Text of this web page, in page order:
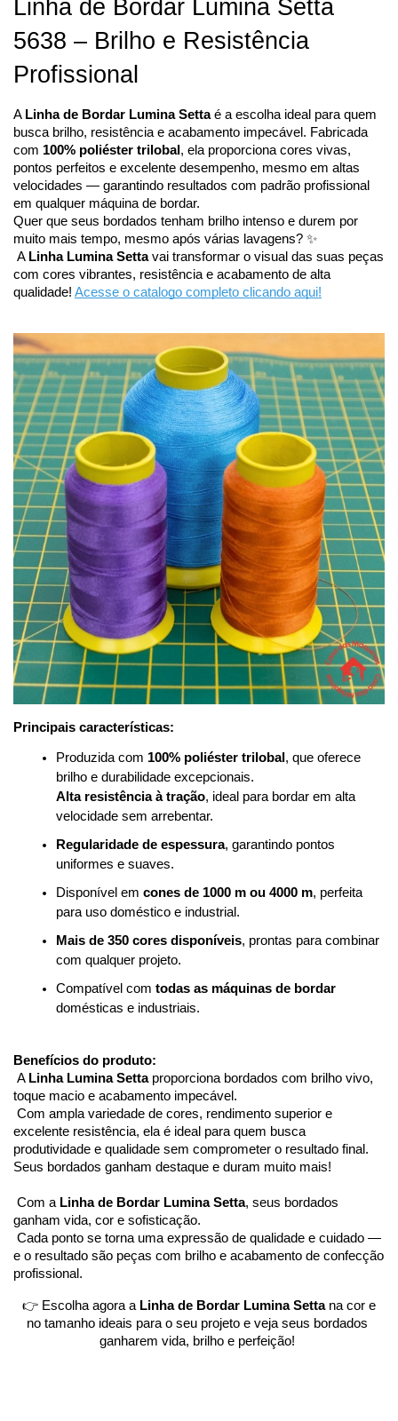
Linha de Bordar Lumina Setta
5638 – Brilho e Resistência
Profissional
A Linha de Bordar Lumina Setta é a escolha ideal para quem
busca brilho, resistência e acabamento impecável. Fabricada
com 100% poliéster trilobal , ela proporciona cores vivas,
pontos perfeitos e excelente desempenho, mesmo em altas
velocidades — garantindo resultados com padrão profissional
em qualquer máquina de bordar.
Quer que seus bordados tenham brilho intenso e durem por
muito mais tempo, mesmo após várias lavagens? ✨
A Linha Lumina Setta vai transformar o visual das suas peças
com cores vibrantes, resistência e acabamento de alta
qualidade! Acesse o catalogo completo clicando aqui!
Principais características:
Produzida com 100% poliéster trilobal , que oferece
brilho e durabilidade excepcionais.
Alta resistência à tração, ideal para bordar em alta
velocidade sem arrebentar.
Regularidade de espessura, garantindo pontos
uniformes e suaves.
Disponível em cones de 1000 m ou 4000 m, perfeita
para uso doméstico e industrial.
Mais de 350 cores disponíveis, prontas para combinar
com qualquer projeto.
Compatível com todas as máquinas de bordar
domésticas e industriais.
Benefícios do produto:
A Linha Lumina Setta proporciona bordados com brilho vivo,
toque macio e acabamento impecável.
excelente resistência, ela é ideal para quem busca
produtividade e qualidade sem comprometer o resultado final.
Seus bordados ganham destaque e duram muito mais!
Com a Linha de Bordar Lumina Setta, seus bordados
ganham vida, cor e sofisticação.
e o resultado são peças com brilho e acabamento de confecção
profissional.
👉 Escolha agora a Linha de Bordar Lumina Setta na cor e
no tamanho ideais para o seu projeto e veja seus bordados
ganharem vida, brilho e perfeição!